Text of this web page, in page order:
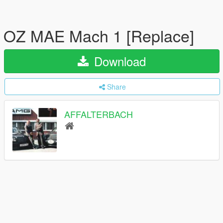
OZ MAE Mach 1 [Replace]
Download
Share
AFFALTERBACH